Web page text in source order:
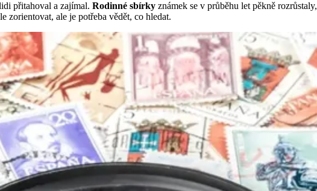
přitahoval a zajímal. Rodinné sbírky známek se v průběhu let pěkně
zorientovat, ale je potřeba vědět, co hledat.